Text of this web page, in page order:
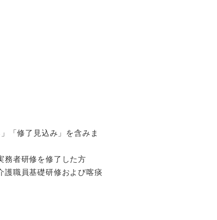
「修了見込み」を含みま
者研修を修了した方
職員基礎研修および喀痰